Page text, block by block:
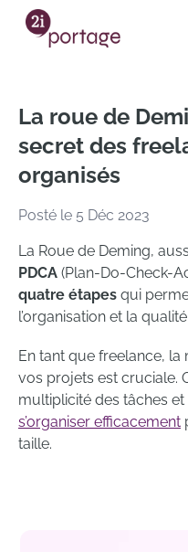
La roue de
secret des
organisés
Posté le 5 Déc 2023
La Roue de Deming,
PDCA (Plan-Do-Check-
quatre étapes qui
l’organisation et la
En tant que freelance,
vos projets est cruciale.
multiplicité des tâches
s’organiser efficacement
taille.